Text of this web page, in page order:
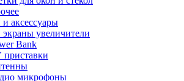
аксессуары
экраны увеличители
Bank
приставки
микрофоны